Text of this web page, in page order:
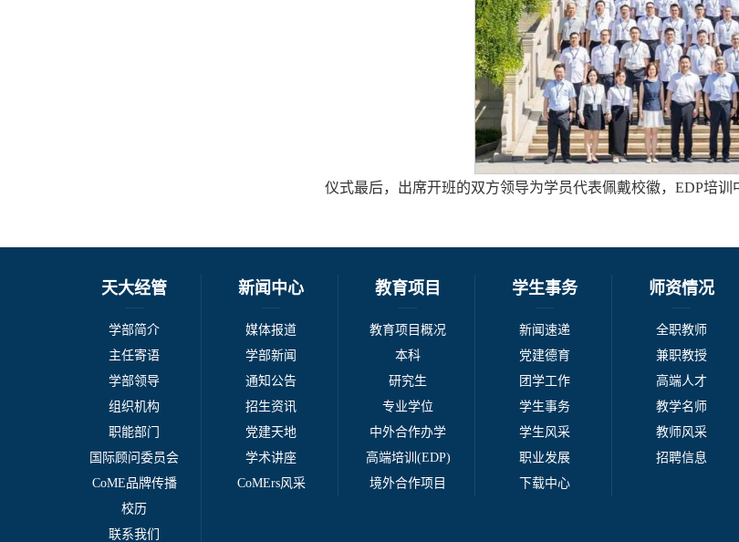
仪式最后，出席开班的双方领导为学员代表佩戴校徽，EDP培训
天大经管
学部简介
主任寄语
学部领导
组织机构
职能部门
国际顾问委员会
CoME品牌传播
校历
联系我们
新闻中心
媒体报道
学部新闻
通知公告
招生资讯
党建天地
学术讲座
CoMErs风采
教育项目
教育项目概况
本科
研究生
专业学位
中外合作办学
高端培训(EDP)
境外合作项目
学生事务
新闻速递
党建德育
团学工作
学生事务
学生风采
职业发展
下载中心
师资情况
全职教师
兼职教授
高端人才
教学名师
教师风采
招聘信息